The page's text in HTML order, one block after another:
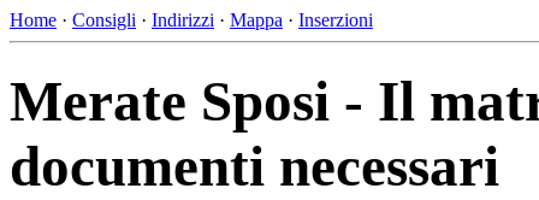
Home · Consigli · Indirizzi · Mappa · Inserzioni
Merate Sposi - Il
documenti necessari